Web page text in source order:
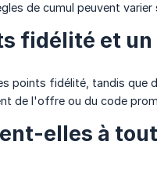
de cumul peuvent
fidélité et
points fidélité, tandis que
de l'offre ou du code
elles à